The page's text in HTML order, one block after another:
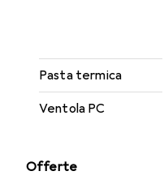
Pasta termica
Ventola PC
Offerte